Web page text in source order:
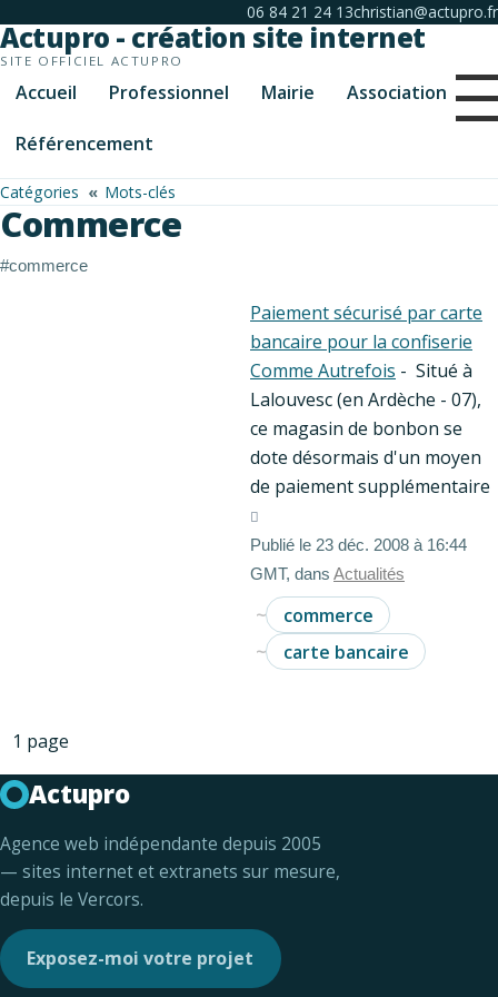
06 84 21 24 13christian@actupro.fr
Actupro - création site internet
SITE OFFICIEL ACTUPRO
Accueil Professionnel Mairie Association
Référencement
Catégories Mots-clés
Commerce
#commerce
Paiement sécurisé par carte
bancaire pour la confiserie
Comme Autrefois - Situé à
Lalouvesc (en Ardèche - 07),
ce magasin de bonbon se
dote désormais d'un moyen
de paiement supplémentaire
Publié le 23 déc. 2008 à 16:44
GMT, dans Actualités
commerce
carte bancaire
1 page
Actupro
Agence web indépendante depuis 2005
— sites internet et extranets sur mesure,
depuis le Vercors.
Exposez-moi votre projet